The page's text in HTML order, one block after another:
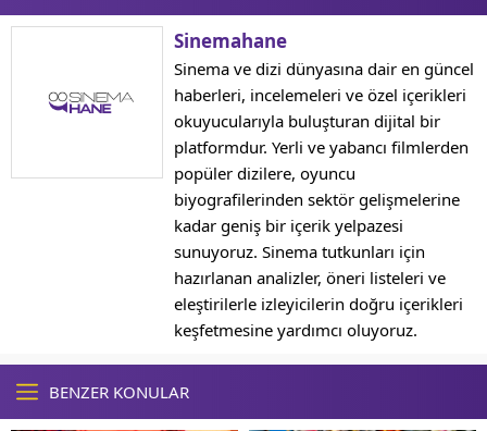
Sinemahane
Sinema ve dizi dünyasına dair en güncel
haberleri, incelemeleri ve özel içerikleri
okuyucularıyla buluşturan dijital bir
platformdur. Yerli ve yabancı filmlerden
popüler dizilere, oyuncu
biyografilerinden sektör gelişmelerine
kadar geniş bir içerik yelpazesi
sunuyoruz. Sinema tutkunları için
hazırlanan analizler, öneri listeleri ve
eleştirilerle izleyicilerin doğru içerikleri
keşfetmesine yardımcı oluyoruz.
BENZER KONULAR